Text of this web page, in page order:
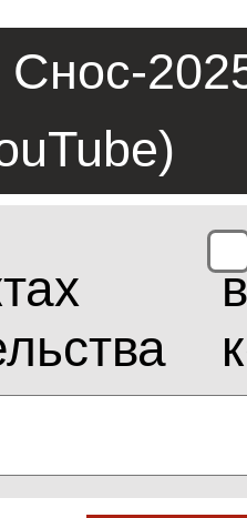
Снос-
в